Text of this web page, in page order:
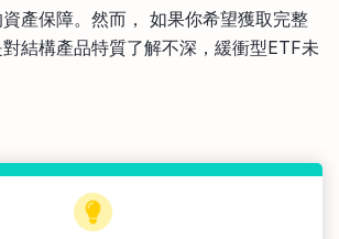
產保障。然而， 如果你希望獲取完整
結構產品特質了解不深，緩衝型ETF未